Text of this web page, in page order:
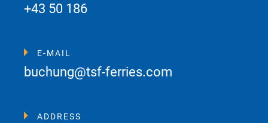
+43 50 186
E-MAIL
buchung@tsf-ferries.com
ADDRESS